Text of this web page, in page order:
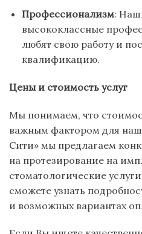
Профессионализм:
высококлассные
любят свою работу и
квалификацию.
Цены и стоимость услуг
Мы понимаем, что
важным фактором для
Сити» мы предлагаем
на протезирование на
стоматологические
сможете узнать
и возможных вариантах